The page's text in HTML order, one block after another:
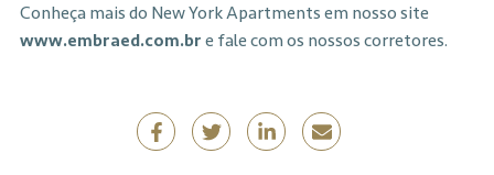
Conheça mais do New York Apartments em nosso site
www.embraed.com.br e fale com os nossos corretores.